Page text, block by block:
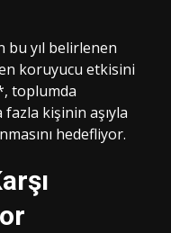
bu yıl belirlenen
koruyucu etkisini
toplumda
fazla kişinin aşıyla
hedefliyor.